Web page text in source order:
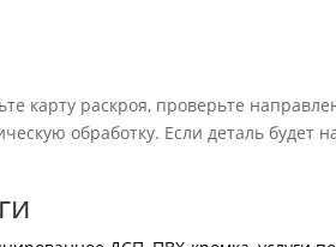
карту раскроя, проверьте
обработку. Если деталь будет